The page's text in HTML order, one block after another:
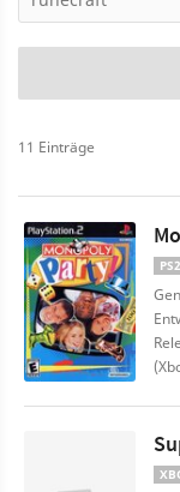
11 Einträge
PS2